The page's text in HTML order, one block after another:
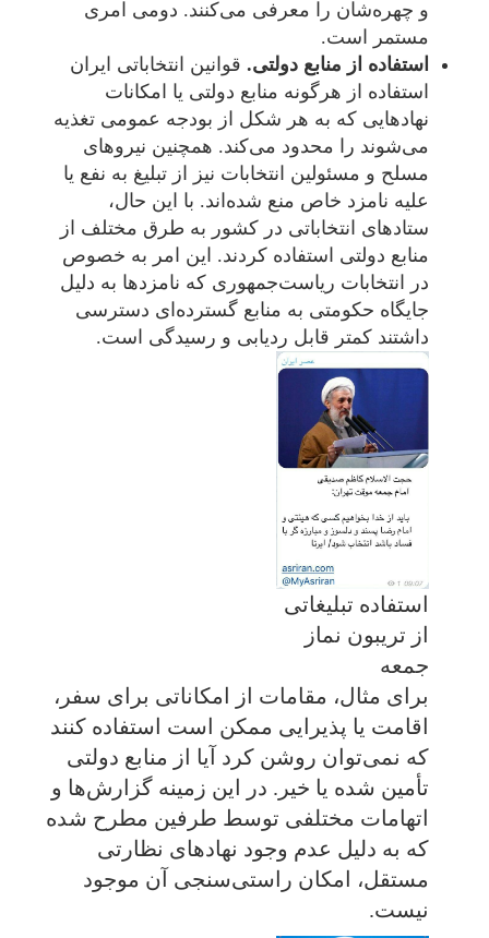
و چهره‌شان را معرفی می‌کنند. دومی امری
مستمر است.
استفاده از منابع دولتی. قوانین انتخاباتی ایران
استفاده از هرگونه منابع دولتی یا امکانات
نهادهایی که به هر شکل از بودجه عمومی تغذیه
می‌شوند را محدود می‌کند. همچنین نیروهای
مسلح و مسئولین انتخابات نیز از تبلیغ به نفع یا
علیه نامزد خاص منع شده‌اند. با این حال،
ستادهای انتخاباتی در کشور به طرق مختلف از
منابع دولتی استفاده کردند. این امر به خصوص
در انتخابات ریاست‌جمهوری که نامزدها به دلیل
جایگاه حکومتی به منابع گسترده‌ای دسترسی
داشتند کمتر قابل ردیابی و رسیدگی است.
استفاده تبلیغاتی
از تریبون نماز
جمعه
برای مثال، مقامات از امکاناتی برای سفر،
اقامت یا پذیرایی ممکن است استفاده کنند
که نمی‌توان روشن کرد آیا از منابع دولتی
تأمین شده یا خیر. در این زمینه گزارش‌ها و
اتهامات مختلفی توسط طرفین مطرح شده
که به دلیل عدم وجود نهادهای نظارتی
مستقل، امکان راستی‌سنجی آن موجود
نیست.